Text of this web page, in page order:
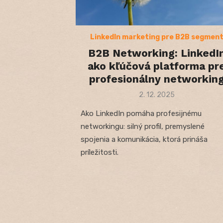
LinkedIn marketing pre B2B segment
B2B Networking:
ako kľúčová platforma
profesionálny
Posted
2. 12. 2025
Ako LinkedIn pomáha profesijnému
networkingu: silný profil, premyslené
spojenia a komunikácia, ktorá prináša
príležitosti.